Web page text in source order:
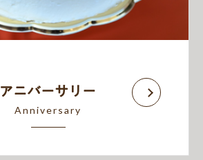
アニバーサリー
Anniversary